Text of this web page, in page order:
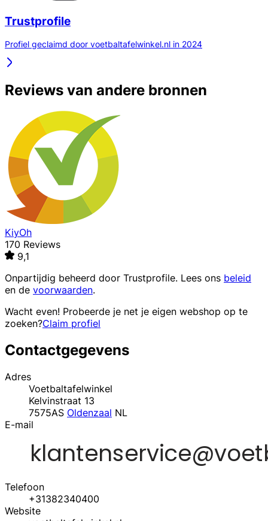
Trustprofile
Profiel geclaimd door voetbaltafelwinkel.nl in 2024
Reviews van andere bronnen
KiyOh
170 Reviews
9,1
Onpartijdig beheerd door Trustprofile. Lees ons beleid
en de voorwaarden.
Wacht even! Probeerde je net je eigen webshop op te
zoeken?Claim profiel
Contactgegevens
Adres
Voetbaltafelwinkel
Kelvinstraat 13
7575AS Oldenzaal NL
E-mail
Telefoon
+31382340400
Website